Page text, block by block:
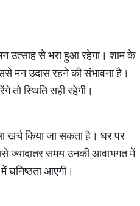
उत्साह से भरा हुआ रहेगा। शाम के
मन उदास रहने की संभावना है।
स्थिति सही रहेगी।
खर्च किया जा सकता है। घर पर
ज्यादातर समय उनकी आवाभगत में
घनिष्ठता आएगी।